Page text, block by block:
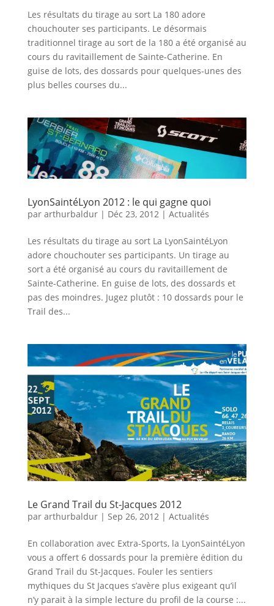
Les résultats du tirage au sort La 180 adore
chouchouter ses participants. Le désormais
traditionnel tirage au sort de la 180 a été organisé au
cours du ravitaillement de Sainte-Catherine. En
guise de lots, des dossards pour quelques-unes des
plus belles courses du...
LyonSaintéLyon 2012 : le qui gagne quoi
par arthurbaldur| Déc 23, 2012 | Actualités
Les résultats du tirage au sort La LyonSaintéLyon
adore chouchouter ses participants. Un tirage au
sort a été organisé au cours du ravitaillement de
Sainte-Catherine. En guise de lots, des dossards et
pas des moindres. Jugez plutôt : 10 dossards pour le
Trail des...
Le Grand Trail du St-Jacques 2012
par arthurbaldur| Sep 26, 2012 | Actualités
En collaboration avec Extra-Sports, la LyonSaintéLyon
vous a offert 6 dossards pour la première édition du
Grand Trail du St-Jacques. Fouler les sentiers
mythiques du St Jacques s’avère plus exigeant qu’il
n’y parait à la simple lecture du profil de la course :...